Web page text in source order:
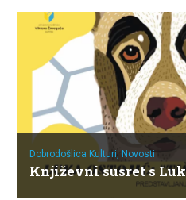
Dobrodošlica Kulturi, Novosti
Književni susret s